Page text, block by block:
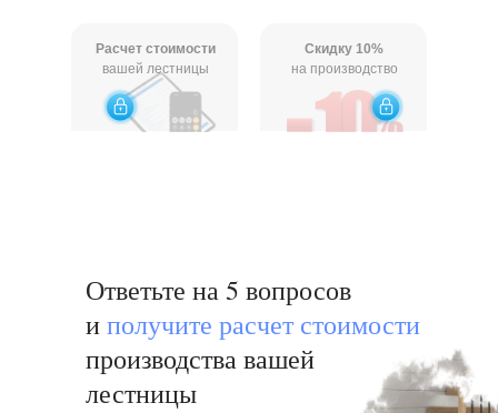
Расчет стоимости
вашей лестницы
Скидку 10%
на производство
Ответьте на 5 вопросов
иполучи те расчет стоимости
производства вашей
лестницы